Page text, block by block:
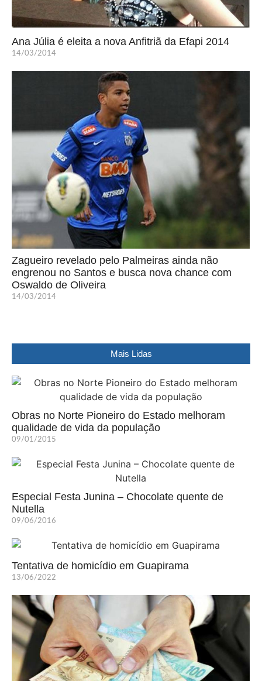
Ana Júlia é eleita a nova Anfitriã da Efapi 2014
14/03/2014
Zagueiro revelado pelo Palmeiras ainda não
engrenou no Santos e busca nova chance com
Oswaldo de Oliveira
14/03/2014
Mais Lidas
Obras no Norte Pioneiro do Estado melhoram
qualidade de vida da população
09/01/2015
Especial Festa Junina – Chocolate quente de
Nutella
09/06/2016
Tentativa de homicídio em Guapirama
13/06/2022